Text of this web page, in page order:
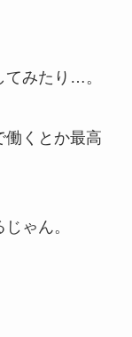
てみたり…。
働くとか最高
ゃん。